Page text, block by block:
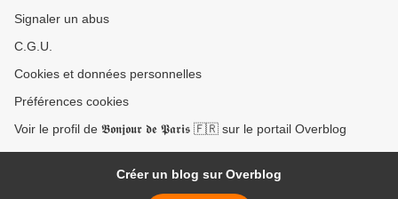
Signaler un abus
C.G.U.
Cookies et données personnelles
Préférences cookies
Voir le profil de 𝕭𝖔𝖓𝖏𝖔𝖚𝖗 𝖉𝖊 𝕻𝖆𝖗𝖎𝖘 🇫🇷 sur le portail Overblog
Créer un blog sur Overblog